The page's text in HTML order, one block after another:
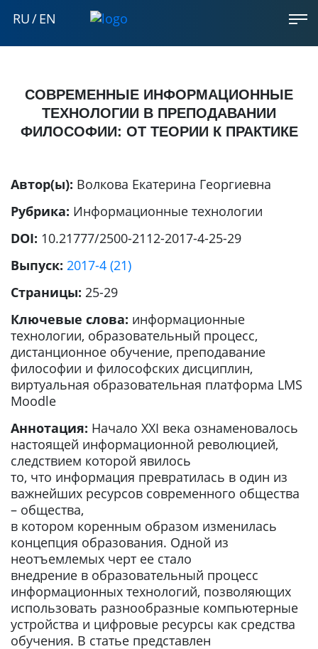
RU/EN
СОВРЕМЕННЫЕ ИНФОРМАЦИОННЫЕ
ТЕХНОЛОГИИ В ПРЕПОДАВАНИИ
ФИЛОСОФИИ: ОТ ТЕОРИИ К ПРАКТИКЕ
Автор(ы): Волкова Екатерина Георгиевна
Рубрика: Информационные технологии
DOI: 10.21777/2500-2112-2017-4-25-29
Выпуск: 2017-4 (21)
Страницы: 25-29
Ключевые слова: информационные
технологии, образовательный процесс,
дистанционное обучение, преподавание
философии и философских дисциплин,
виртуальная образовательная платформа LMS
Moodle
Аннотация: Начало XXI века ознаменовалось
настоящей информационной революцией,
следствием которой явилось
то, что информация превратилась в один из
важнейших ресурсов современного общества
– общества,
в котором коренным образом изменилась
концепция образования. Одной из
неотъемлемых черт ее стало
внедрение в образовательный процесс
информационных технологий, позволяющих
использовать разнообразные компьютерные
устройства и цифровые ресурсы как средства
обучения. В статье представлен